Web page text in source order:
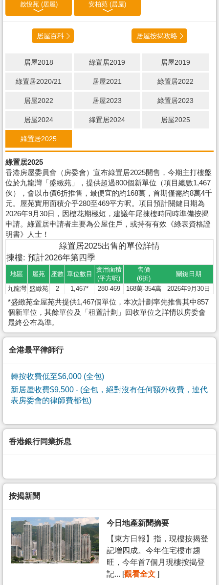
啟悅苑 (居屋) 安柏苑 (居屋)
居屋百科 居屋按揭攻略
居屋2018 綠置居2019 居屋2019
綠置居2020/21 居屋2021 綠置居2022
居屋2022 居屋2023 綠置居2023
居屋2024 綠置居2024 居屋2025
綠置居2025
綠置居2025
香港房屋委員會（房委會）宣布綠置居2025開售，今期主打樓盤
位於九龍灣「盛緻苑」，提供超過800個新單位（項目總數1,467
伙），會以市價6折推售，最便宜的約168萬，首期僅需約8萬4千
元。屋苑實用面積介乎280至469平方呎。項目預計關鍵日期為
2026年9月30日，因樓花期極短，建議年尾揀樓時同時準備按揭
申請。綠置居申請者主要為公屋住戶，或持有有效《綠表資格證
明書》人士！
綠置居2025出售的單位詳情
揀樓: 預計2026年第四季
地區 屋苑 座數 單位數目
實用面積
(平方呎)
售價
(6折)
關鍵日期
九龍灣 盛緻苑 2 1,467* 280-469 168萬-354萬 2026年9月30日
*盛緻苑全屋苑共提供1,467個單位，本次計劃率先推售其中857
個新單位，其餘單位及「租置計劃」回收單位之詳情以房委會
最終公布為準。
全港最平律師行
轉按收費低至$6,000 (全包)
新居屋收費$9,500 - (全包，絕對沒有任何額外收費，連代
表房委會的律師費都包)
香港銀行同業拆息
按揭新聞
今日地產新聞摘要
【東方日報】指，現樓按揭登
記增四成。今年住宅樓市趨
旺，今年首7個月現樓按揭登
記... [觀看全文 ]